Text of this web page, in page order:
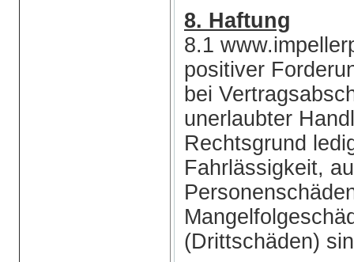
8. Haftung
8.1
positiver
bei
unerlaubter
Rechtsgrund
Fahrlässigkeit,
(Drittschäden)